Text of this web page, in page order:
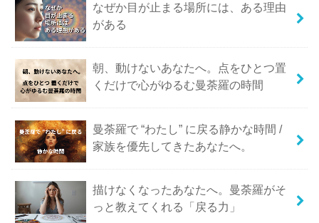
なぜか目が止まる場所には、ある理由
がある
朝、動けないあなたへ。点をひとつ置
くだけで心がゆるむ曼荼羅の時間
曼荼羅で “わたし” に戻る静かな時間 /
家族を優先してきたあなたへ。
描けなくなったあなたへ。曼荼羅がそ
っと教えてくれる「戻る力」